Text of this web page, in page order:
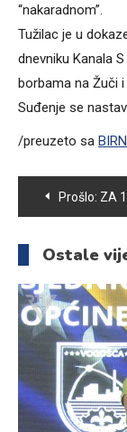
“nakaradnom”.
Tužilac je u
dnevniku Kanala
borbama na Žuči
Suđenje se
/preuzeto sa
članaka
Prošlo: ZA 112 PRVAČIĆA OŠ
Ostale